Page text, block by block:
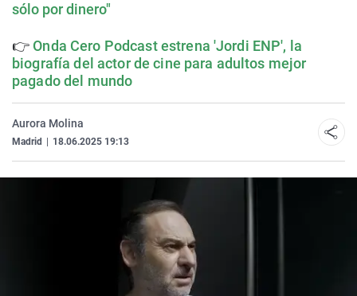
sólo por dinero"
👉 Onda Cero Podcast estrena 'Jordi ENP', la
biografía del actor de cine para adultos mejor
pagado del mundo
Aurora Molina
Madrid 18.06.2025 19:13